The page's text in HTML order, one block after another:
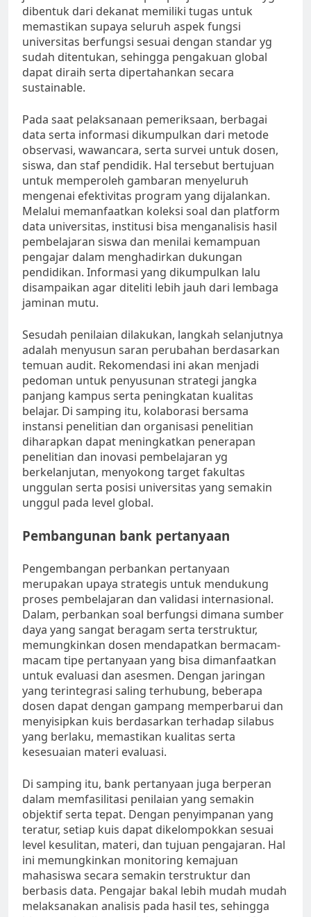
dibentuk dari dekanat memiliki tugas untuk
memastikan supaya seluruh aspek fungsi
universitas berfungsi sesuai dengan standar yg
sudah ditentukan, sehingga pengakuan global
dapat diraih serta dipertahankan secara
sustainable.
Pada saat pelaksanaan pemeriksaan, berbagai
data serta informasi dikumpulkan dari metode
observasi, wawancara, serta survei untuk dosen,
siswa, dan staf pendidik. Hal tersebut bertujuan
untuk memperoleh gambaran menyeluruh
mengenai efektivitas program yang dijalankan.
Melalui memanfaatkan koleksi soal dan platform
data universitas, institusi bisa menganalisis hasil
pembelajaran siswa dan menilai kemampuan
pengajar dalam menghadirkan dukungan
pendidikan. Informasi yang dikumpulkan lalu
disampaikan agar diteliti lebih jauh dari lembaga
jaminan mutu.
Sesudah penilaian dilakukan, langkah selanjutnya
adalah menyusun saran perubahan berdasarkan
temuan audit. Rekomendasi ini akan menjadi
pedoman untuk penyusunan strategi jangka
panjang kampus serta peningkatan kualitas
belajar. Di samping itu, kolaborasi bersama
instansi penelitian dan organisasi penelitian
diharapkan dapat meningkatkan penerapan
penelitian dan inovasi pembelajaran yg
berkelanjutan, menyokong target fakultas
unggulan serta posisi universitas yang semakin
unggul pada level global.
Pembangunan bank pertanyaan
Pengembangan perbankan pertanyaan
merupakan upaya strategis untuk mendukung
proses pembelajaran dan validasi internasional.
Dalam, perbankan soal berfungsi dimana sumber
daya yang sangat beragam serta terstruktur,
memungkinkan dosen mendapatkan bermacam-
macam tipe pertanyaan yang bisa dimanfaatkan
untuk evaluasi dan asesmen. Dengan jaringan
yang terintegrasi saling terhubung, beberapa
dosen dapat dengan gampang memperbarui dan
menyisipkan kuis berdasarkan terhadap silabus
yang berlaku, memastikan kualitas serta
kesesuaian materi evaluasi.
Di samping itu, bank pertanyaan juga berperan
dalam memfasilitasi penilaian yang semakin
objektif serta tepat. Dengan penyimpanan yang
teratur, setiap kuis dapat dikelompokkan sesuai
level kesulitan, materi, dan tujuan pengajaran. Hal
ini memungkinkan monitoring kemajuan
mahasiswa secara semakin terstruktur dan
berbasis data. Pengajar bakal lebih mudah mudah
melaksanakan analisis pada hasil tes, sehingga